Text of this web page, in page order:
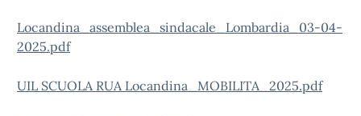
Locandina_assemblea_sindacale_Lombardia_03-04-
2025.pdf
UIL SCUOLA RUA Locandina_MOBILITA_2025.pdf